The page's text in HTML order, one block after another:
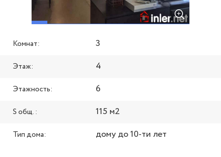
Комнат: 3
Этаж: 4
Этажность: 6
S общ. : 115 м2
Тип дома: дому до 10-ти лет